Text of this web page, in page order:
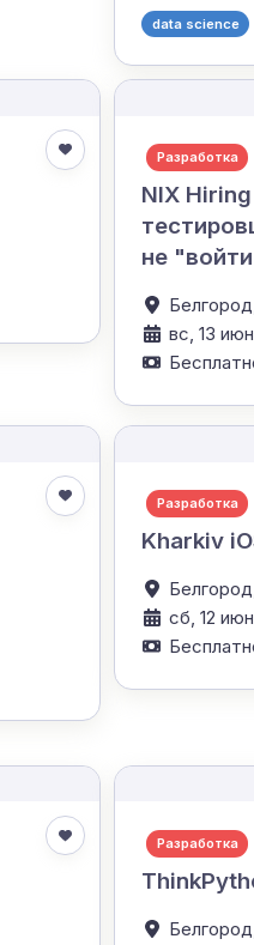
data science
Разработка
NIX
не
вс, 13
Разработка
Kharkiv
сб, 12
Разработка